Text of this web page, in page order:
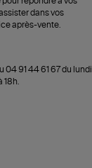
dans vos
après-vente.
04 91 44 61 67 du lundi